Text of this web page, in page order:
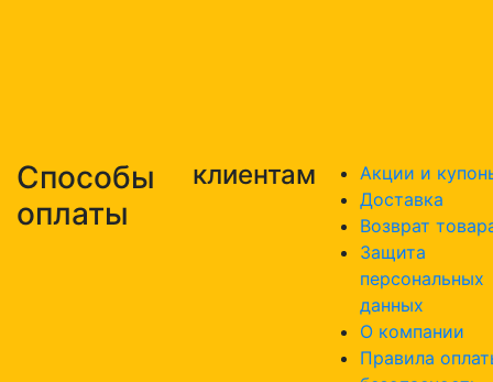
Способы
оплаты
клиентам
Акции и
Доставка
Возврат
Защита
персональных
данных
О компании
Правила